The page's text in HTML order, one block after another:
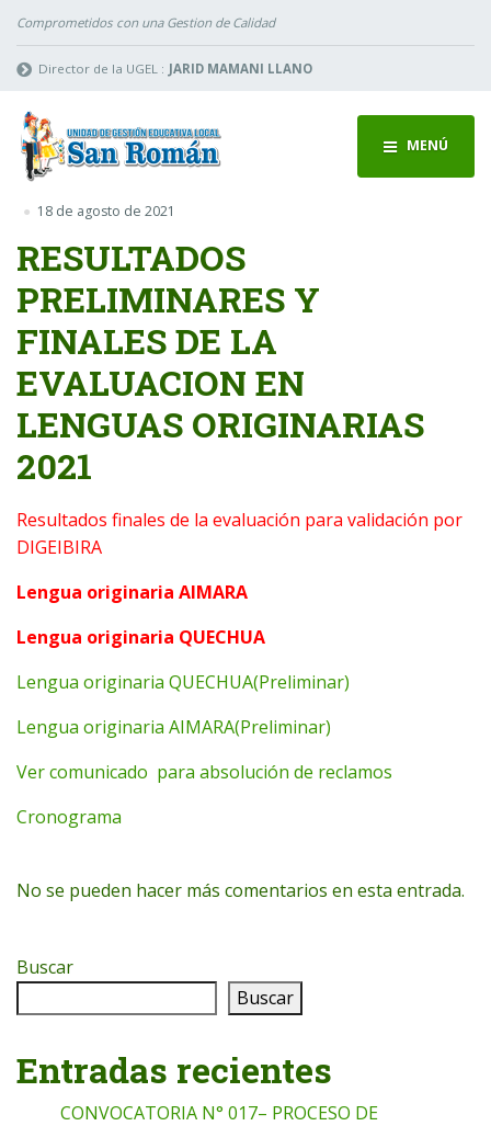
Comprometidos con una Gestion de Calidad
Director de la UGEL : JARID MAMANI LLANO
MENÚ
18 de agosto de 2021
RESULTADOS
PRELIMINARES Y
FINALES DE LA
EVALUACION EN
LENGUAS ORIGINARIAS
2021
Resultados finales de la evaluación para validación por
DIGEIBIRA
Lengua originaria AIMARA
Lengua originaria QUECHUA
Lengua originaria QUECHUA(Preliminar)
Lengua originaria AIMARA(Preliminar)
Ver comunicado para absolución de reclamos
Cronograma
No se pueden hacer más comentarios en esta entrada.
Buscar
Buscar
Entradas recientes
CONVOCATORIA N° 017– PROCESO DE